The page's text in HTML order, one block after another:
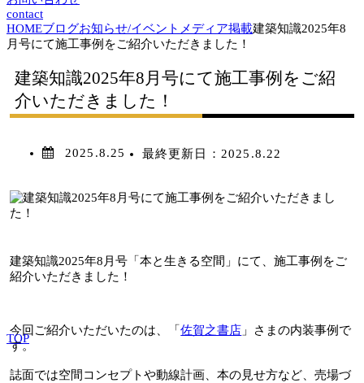
TOP
contact
HOMEブログお知らせ/イベント メディア掲載建築知識2025年8
月号にて施工事例をご紹介いただきました！
建築知識2025年8月号にて施工事例をご紹
介いただきました！
2025.8.25 最終更新日： 2025.8.22
建築知識2025年8月号「本と生きる空間」にて、施工事例をご
紹介いただきました！
今回ご紹介いただいたのは、「佐賀之書店 」さまの内装事例で
す。
誌面では空間コンセプトや動線計画、本の見せ方など、売場づ